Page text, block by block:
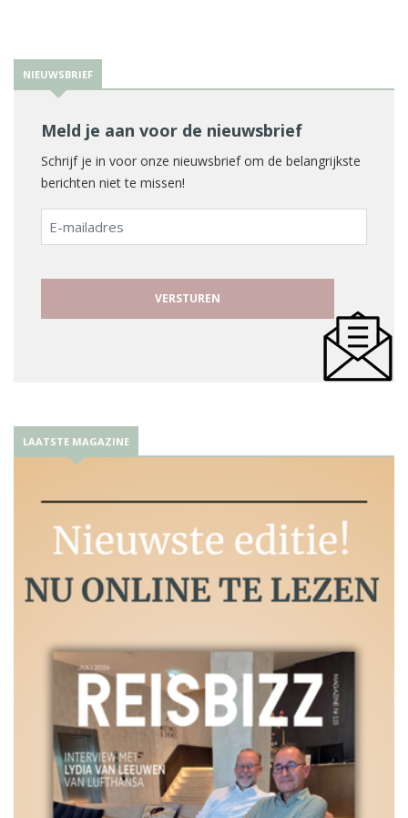
NIEUWSBRIEF
Meld je aan voor de nieuwsbrief
Schrijf je in voor onze nieuwsbrief om de belangrijkste
berichten niet te missen!
E-
mailadres
LAATSTE MAGAZINE